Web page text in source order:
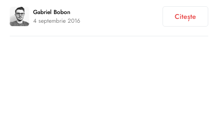
Gabriel Bobon
4 septembrie 2016
Citește